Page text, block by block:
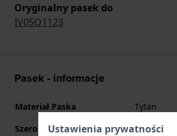
Oryginalny pasek do
IV05Q1123
Pasek - informacje
Materiał Paska
Tytan
Szerokość uchwytu
8 mm
Ustawienia prywatności